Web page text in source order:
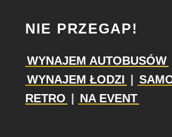
NIE PRZEGAP!
WYNAJEM AUTOBUSÓW
WYNAJEM ŁODZI
RETRO
NA EVENT